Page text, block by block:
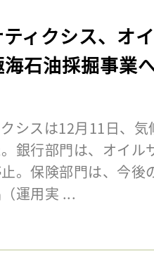
ティクシス、オ
石油採掘事業
シスは12月11日、
銀行部門は、オイ
。保険部門は、今後
運用実 ...